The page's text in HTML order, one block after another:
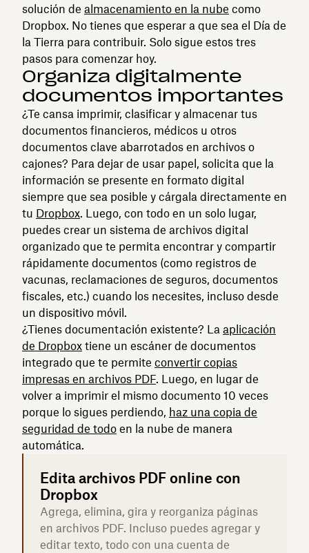
solución de almacenamiento en la nube como
Dropbox. No tienes que esperar a que sea el Día de
la Tierra para contribuir. Solo sigue estos tres
pasos para comenzar hoy.
Organiza digitalmente
documentos importantes
¿Te cansa imprimir, clasificar y almacenar tus
documentos financieros, médicos u otros
documentos clave abarrotados en archivos o
cajones? Para dejar de usar papel, solicita que la
información se presente en formato digital
siempre que sea posible y cárgala directamente en
tu Dropbox. Luego, con todo en un solo lugar,
puedes crear un sistema de archivos digital
organizado que te permita encontrar y compartir
rápidamente documentos (como registros de
vacunas, reclamaciones de seguros, documentos
fiscales, etc.) cuando los necesites, incluso desde
un dispositivo móvil.
¿Tienes documentación existente? La aplicación
de Dropbox tiene un escáner de documentos
integrado que te permite convertir copias
impresas en archivos PDF. Luego, en lugar de
volver a imprimir el mismo documento 10 veces
porque lo sigues perdiendo, haz una copia de
seguridad de todo en la nube de manera
automática.
Edita archivos PDF online con
Dropbox
Agrega, elimina, gira y reorganiza páginas
en archivos PDF. Incluso puedes agregar y
editar texto, todo con una cuenta de